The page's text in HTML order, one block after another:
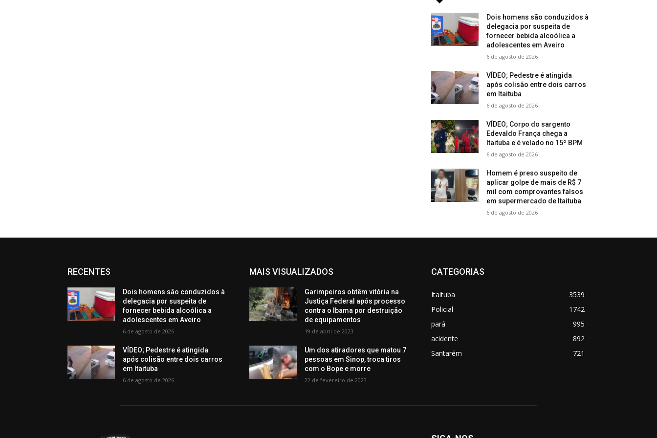
Dois homens são conduzidos à
delegacia por suspeita de
fornecer bebida alcoólica a
adolescentes em Aveiro
6 de agosto de 2026
VÍDEO; Pedestre é atingida
após colisão entre dois carros
em Itaituba
6 de agosto de 2026
VÍDEO; Corpo do sargento
Edevaldo França chega a
Itaituba e é velado no 15º BPM
6 de agosto de 2026
Homem é preso suspeito de
aplicar golpe de mais de R$ 7
mil com comprovantes falsos
em supermercado de Itaituba
6 de agosto de 2026
RECENTES
Dois homens são conduzidos à
delegacia por suspeita de
fornecer bebida alcoólica a
adolescentes em Aveiro
6 de agosto de 2026
VÍDEO; Pedestre é atingida
após colisão entre dois carros
em Itaituba
6 de agosto de 2026
MAIS VISUALIZADOS
Garimpeiros obtêm vitória na
Justiça Federal após processo
contra o Ibama por destruição
de equipamentos
19 de abril de 2023
Um dos atiradores que matou 7
pessoas em Sinop, troca tiros
com o Bope e morre
22 de fevereiro de 2023
CATEGORIAS
Itaituba
3539
Policial
1742
pará
995
acidente
892
Santarém
721